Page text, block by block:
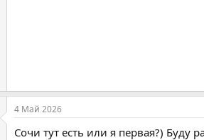
4 Май 2026
Сочи тут есть или я первая?) Буду